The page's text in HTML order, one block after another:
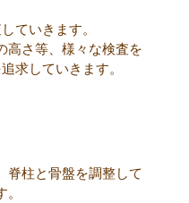
ていきます。
高さ等、様々な検査を
求していきます。
脊柱と骨盤を調整して
。